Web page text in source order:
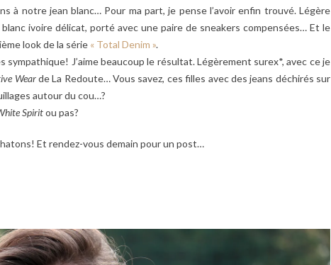
à notre jean blanc… Pour ma part, je pense l’avoir enfin trouvé. Légère
ivoire délicat, porté avec une paire de sneakers compensées… Et le
look de la série « Total Denim ».
sympathique! J’aime beaucoup le résultat. Légèrement surex*, avec ce je
Wearde La Redoute… Vous savez, ces filles avec des jeans déchirés sur
autour du cou…?
Spiritou pas?
Et rendez-vous demain pour un post…